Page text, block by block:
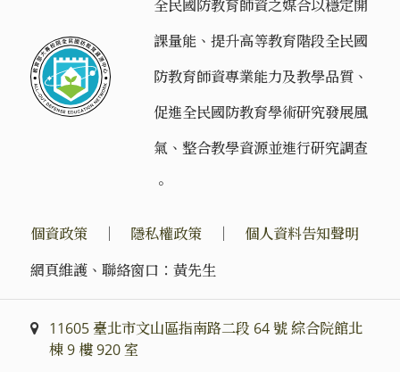
全民國防教育師資之媒合以穩定開
課量能、提升高等教育階段全民國
防教育師資專業能力及教學品質、
促進全民國防教育學術研究發展風
氣、整合教學資源並進行研究調查
。
個資政策 隱私權政策
個人資料告知聲明
網頁維護、聯絡窗口：黃先生
11605 臺北市文山區指南路二段 64 號 綜合院館北
棟 9 樓 920 室